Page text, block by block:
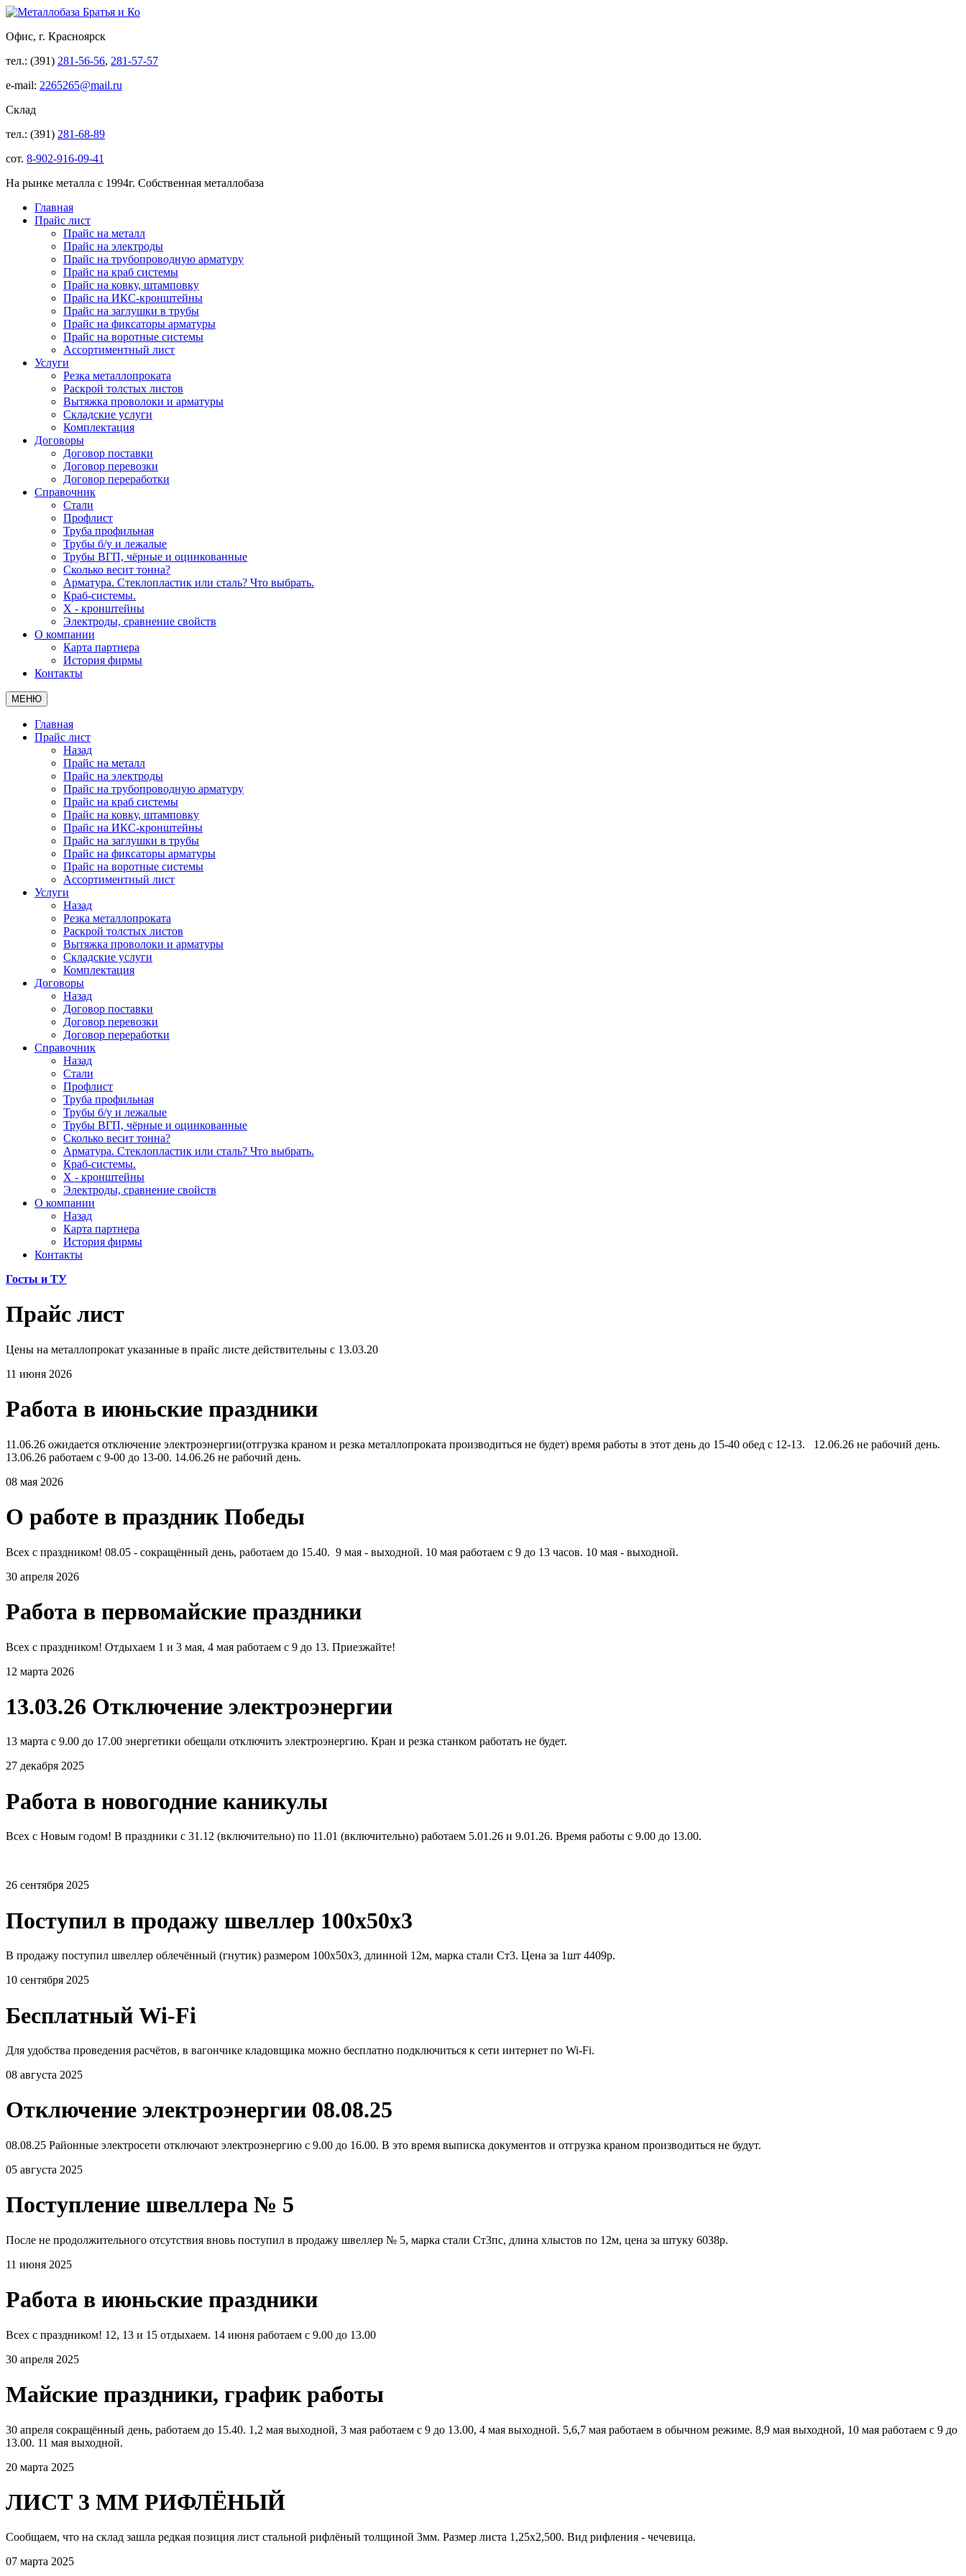
Офис, г. Красноярск
тел.: (391) 281-56-56, 281-57-57
e-mail: 2265265@mail.ru
Склад
тел.: (391) 281-68-89
сот. 8-902-916-09-41
На рынке металла с 1994г. Собственная металлобаза
Главная
Прайс лист
Прайс на металл
Прайс на электроды
Прайс на трубопроводную арматуру
Прайс на краб системы
Прайс на ковку, штамповку
Прайс на ИКС-кронштейны
Прайс на заглушки в трубы
Прайс на фиксаторы арматуры
Прайс на воротные системы
Ассортиментный лист
Услуги
Резка металлопроката
Раскрой толстых листов
Вытяжка проволоки и арматуры
Складские услуги
Комплектация
Договоры
Договор поставки
Договор перевозки
Договор переработки
Справочник
Стали
Профлист
Труба профильная
Трубы б/у и лежалые
Трубы ВГП, чёрные и оцинкованные
Сколько весит тонна?
Арматура. Стеклопластик или сталь? Что выбрать.
Краб-системы.
Х - кронштейны
Электроды, сравнение свойств
О компании
Карта партнера
История фирмы
Контакты
МЕНЮ
Главная
Прайс лист
Назад
Прайс на металл
Прайс на электроды
Прайс на трубопроводную арматуру
Прайс на краб системы
Прайс на ковку, штамповку
Прайс на ИКС-кронштейны
Прайс на заглушки в трубы
Прайс на фиксаторы арматуры
Прайс на воротные системы
Ассортиментный лист
Услуги
Назад
Резка металлопроката
Раскрой толстых листов
Вытяжка проволоки и арматуры
Складские услуги
Комплектация
Договоры
Назад
Договор поставки
Договор перевозки
Договор переработки
Справочник
Назад
Стали
Профлист
Труба профильная
Трубы б/у и лежалые
Трубы ВГП, чёрные и оцинкованные
Сколько весит тонна?
Арматура. Стеклопластик или сталь? Что выбрать.
Краб-системы.
Х - кронштейны
Электроды, сравнение свойств
О компании
Назад
Карта партнера
История фирмы
Контакты
Госты и ТУ
Прайс лист
Цены на металлопрокат указанные в прайс листе действительны с 13.03.20
11 июня 2026
Работа в июньские праздники
11.06.26 ожидается отключение электроэнергии(отгрузка краном и резка металлопроката производиться не будет) время работы в этот день до 15-40 обед с 12-13. 12.06.26 не рабочий день.
13.06.26 работаем с 9-00 до 13-00. 14.06.26 не рабочий день.
08 мая 2026
О работе в праздник Победы
Всех с праздником! 08.05 - сокращённый день, работаем до 15.40. 9 мая - выходной. 10 мая работаем с 9 до 13 часов. 10 мая - выходной.
30 апреля 2026
Работа в первомайские праздники
Всех с праздником! Отдыхаем 1 и 3 мая, 4 мая работаем с 9 до 13. Приезжайте!
12 марта 2026
13.03.26 Отключение электроэнергии
13 марта с 9.00 до 17.00 энергетики обещали отключить электроэнергию. Кран и резка станком работать не будет.
27 декабря 2025
Работа в новогодние каникулы
Всех с Новым годом! В праздники с 31.12 (включительно) по 11.01 (включительно) работаем 5.01.26 и 9.01.26. Время работы с 9.00 до 13.00.
26 сентября 2025
Поступил в продажу швеллер 100х50х3
В продажу поступил швеллер облечённый (гнутик) размером 100х50х3, длинной 12м, марка стали Ст3. Цена за 1шт 4409р.
10 сентября 2025
Бесплатный Wi-Fi
Для удобства проведения расчётов, в вагончике кладовщика можно бесплатно подключиться к сети интернет по Wi-Fi.
08 августа 2025
Отключение электроэнергии 08.08.25
08.08.25 Районные электросети отключают электроэнергию с 9.00 до 16.00. В это время выписка документов и отгрузка краном производиться не будут.
05 августа 2025
Поступление швеллера № 5
После не продолжительного отсутствия вновь поступил в продажу швеллер № 5, марка стали Ст3пс, длина хлыстов по 12м, цена за штуку 6038р.
11 июня 2025
Работа в июньские праздники
Всех с праздником! 12, 13 и 15 отдыхаем. 14 июня работаем с 9.00 до 13.00
30 апреля 2025
Майские праздники, график работы
30 апреля сокращённый день, работаем до 15.40. 1,2 мая выходной, 3 мая работаем с 9 до 13.00, 4 мая выходной. 5,6,7 мая работаем в обычном режиме. 8,9 мая выходной, 10 мая работаем с 9 до
13.00. 11 мая выходной.
20 марта 2025
ЛИСТ 3 ММ РИФЛЁНЫЙ
Сообщаем, что на склад зашла редкая позиция лист стальной рифлёный толщиной 3мм. Размер листа 1,25х2,500. Вид рифления - чечевица.
07 марта 2025